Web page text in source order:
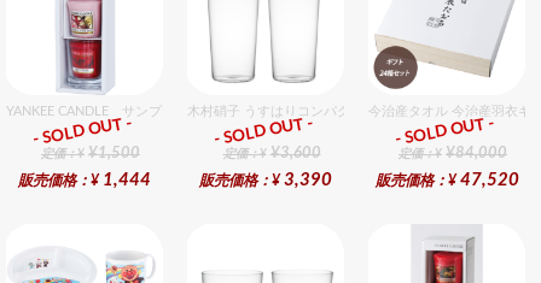
YANKEE CANDLE サンプラー3個・ホルダーセット フローラル
ギフト
定価：¥ ¥1,500
販売価格：¥ 1,444
- SOLD OUT -
木村硝子 うすはりコンパクト500cc ゾンビグラスギフト
ギフト
定価：¥ ¥3,600
販売価格：¥ 3,390
- SOLD OUT -
今治産タオル 今治産羽衣
ギフト
定価：¥ ¥84,000
販売価格：¥ 47,520
- SOLD OUT -